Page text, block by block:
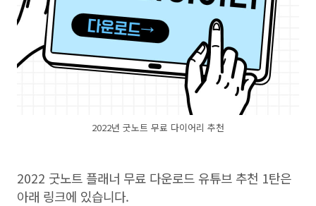
2022년 굿노트 무료 다이어리 추천
2022 굿노트 플래너 무료 다운로드 유튜브 추천 1탄은
아래 링크에 있습니다.